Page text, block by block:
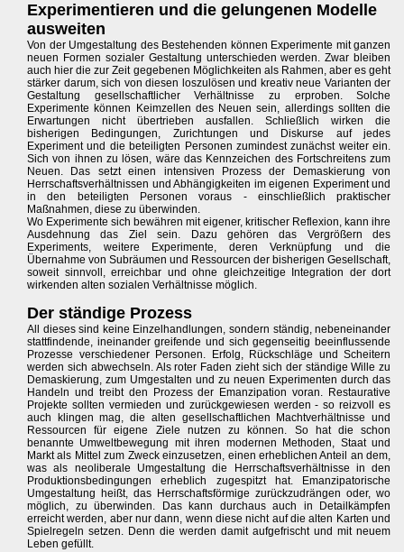
Experimentieren und die gelungenen Modelle
ausweiten
Von der Umgestaltung des Bestehenden können Experimente mit ganzen
neuen Formen sozialer Gestaltung unterschieden werden. Zwar bleiben
auch hier die zur Zeit gegebenen Möglichkeiten als Rahmen, aber es geht
stärker darum, sich von diesen loszulösen und kreativ neue Varianten der
Gestaltung gesellschaftlicher Verhältnisse zu erproben. Solche
Experimente können Keimzellen des Neuen sein, allerdings sollten die
Erwartungen nicht übertrieben ausfallen. Schließlich wirken die
bisherigen Bedingungen, Zurichtungen und Diskurse auf jedes
Experiment und die beteiligten Personen zumindest zunächst weiter ein.
Sich von ihnen zu lösen, wäre das Kennzeichen des Fortschreitens zum
Neuen. Das setzt einen intensiven Prozess der Demaskierung von
Herrschaftsverhältnissen und Abhängigkeiten im eigenen Experiment und
in den beteiligten Personen voraus - einschließlich praktischer
Maßnahmen, diese zu überwinden.
Wo Experimente sich bewähren mit eigener, kritischer Reflexion, kann ihre
Ausdehnung das Ziel sein. Dazu gehören das Vergrößern des
Experiments, weitere Experimente, deren Verknüpfung und die
Übernahme von Subräumen und Ressourcen der bisherigen Gesellschaft,
soweit sinnvoll, erreichbar und ohne gleichzeitige Integration der dort
wirkenden alten sozialen Verhältnisse möglich.
Der ständige Prozess
All dieses sind keine Einzelhandlungen, sondern ständig, nebeneinander
stattfindende, ineinander greifende und sich gegenseitig beeinflussende
Prozesse verschiedener Personen. Erfolg, Rückschläge und Scheitern
werden sich abwechseln. Als roter Faden zieht sich der ständige Wille zu
Demaskierung, zum Umgestalten und zu neuen Experimenten durch das
Handeln und treibt den Prozess der Emanzipation voran. Restaurative
Projekte sollten vermieden und zurückgewiesen werden - so reizvoll es
auch klingen mag, die alten gesellschaftlichen Machtverhältnisse und
Ressourcen für eigene Ziele nutzen zu können. So hat die schon
benannte Umweltbewegung mit ihren modernen Methoden, Staat und
Markt als Mittel zum Zweck einzusetzen, einen erheblichen Anteil an dem,
was als neoliberale Umgestaltung die Herrschaftsverhältnisse in den
Produktionsbedingungen erheblich zugespitzt hat. Emanzipatorische
Umgestaltung heißt, das Herrschaftsförmige zurückzudrängen oder, wo
möglich, zu überwinden. Das kann durchaus auch in Detailkämpfen
erreicht werden, aber nur dann, wenn diese nicht auf die alten Karten und
Spielregeln setzen. Denn die werden damit aufgefrischt und mit neuem
Leben gefüllt.